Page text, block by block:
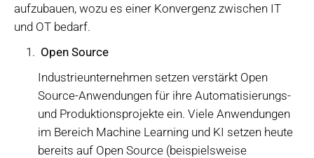
aufzubauen, wozu es einer Konvergenz zwischen IT
und OT bedarf.
Open Source
Industrieunternehmen setzen verstärkt Open
Source-Anwendungen für ihre Automatisierungs-
und Produktionsprojekte ein. Viele Anwendungen
im Bereich Machine Learning und KI setzen heute
bereits auf Open Source (beispielsweise